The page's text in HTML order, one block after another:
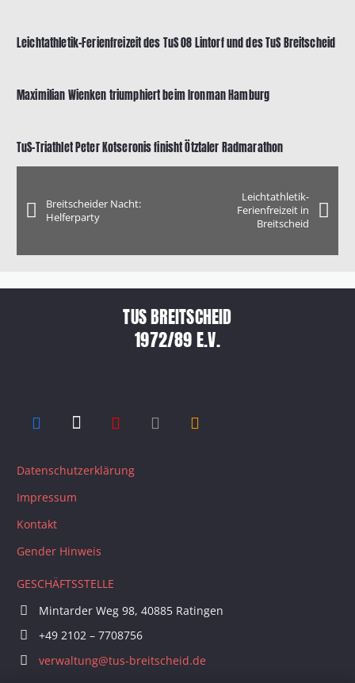
Leichtathletik-Ferienfreizeit des TuS 08 Lintorf und des TuS Breitscheid
Maximilian Wienken triumphiert beim Ironman Hamburg
TuS-Triathlet Peter Kotseronis finisht Ötztaler Radmarathon
Breitscheider Nacht:
Helferparty
Leichtathletik-
Ferienfreizeit in
Breitscheid
TUS BREITSCHEID
1972/89 E.V.
Datenschutzerklärung
Impressum
Kontakt
Gender Hinweis
GESCHÄFTSSTELLE
Mintarder Weg 98, 40885 Ratingen
+49 2102 – 7708756
verwaltung@tus-breitscheid.de